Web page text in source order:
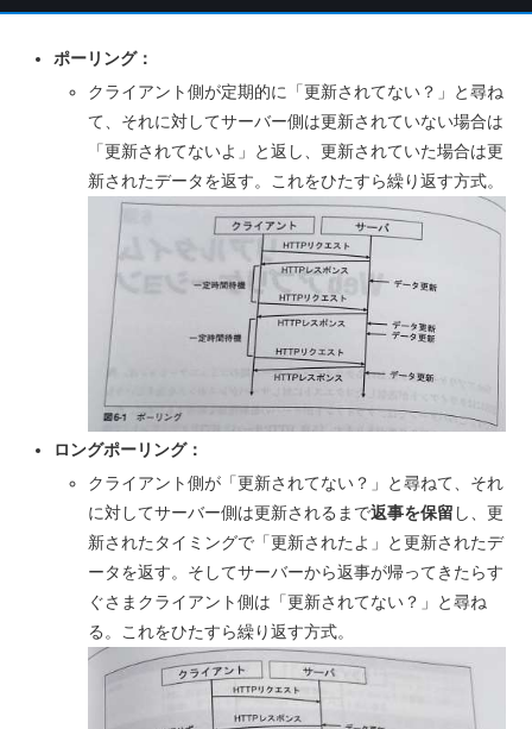
ポーリング：
クライアント側が定期的に「更新されてない？」と尋ね
て、それに対してサーバー側は更新されていない場合は
「更新されてないよ」と返し、更新されていた場合は更
新されたデータを返す。これをひたすら繰り返す方式。
ロングポーリング：
クライアント側が「更新されてない？」と尋ねて、それ
に対してサーバー側は更新されるまで返事を保留 し、更
新されたタイミングで「更新されたよ」と更新されたデ
ータを返す。そしてサーバーから返事が帰ってきたらす
ぐさまクライアント側は「更新されてない？」と尋ね
る。これをひたすら繰り返す方式。